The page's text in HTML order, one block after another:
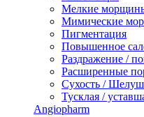
Мелкие
Мимические
Пигментация
Повышенное
Раздражение /
Расширенные
Сухость /
Тусклая /
Angiopharm